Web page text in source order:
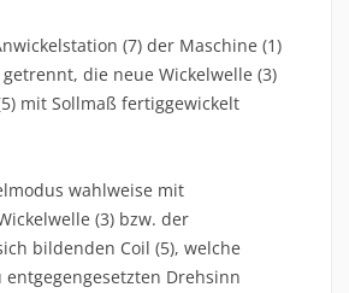
(7) der Maschine (1)
die neue Wickelwelle (3)
mit Sollmaß fertiggewickelt
wahlweise mit
(3) bzw. der
bildenden Coil (5), welche
Drehsinn